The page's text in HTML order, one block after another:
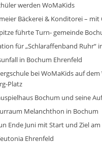
werden WoMaKids
Bäckerei & Konditorei – mit
führte Turn- gemeinde
für „Schlaraffenband Ruhr“
in Bochum Ehrenfeld
bei WoMaKids auf
Platz
Bochum und seine
Melanchthon in Bochum
Ende Juni mit Start und Ziel
Ehrenfeld